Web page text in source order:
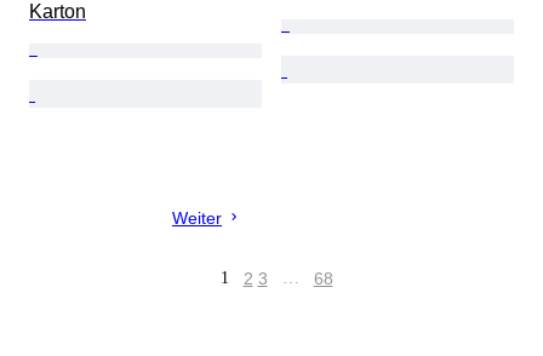
Karton
Weiter
1 2 3 … 68